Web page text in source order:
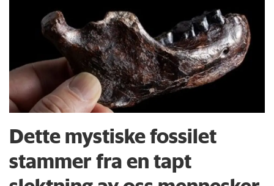
Dette mystiske fossilet
stammer fra en tapt